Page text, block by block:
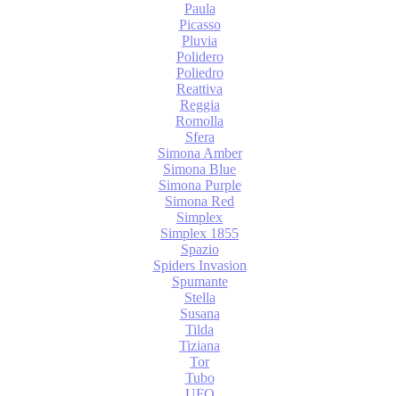
Paula
Picasso
Pluvia
Polidero
Poliedro
Reattiva
Reggia
Romolla
Sfera
Simona Amber
Simona Blue
Simona Purple
Simona Red
Simplex
Simplex 1855
Spazio
Spiders Invasion
Spumante
Stella
Susana
Tilda
Tiziana
Tor
Tubo